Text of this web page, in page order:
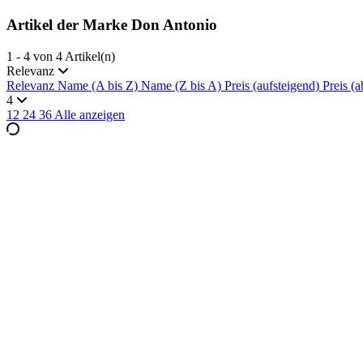
Artikel der Marke Don Antonio
1 - 4 von 4 Artikel(n)
Relevanz
Relevanz Name (A bis Z) Name (Z bis A) Preis (aufsteigend) Preis
4
12 24 36 Alle anzeigen